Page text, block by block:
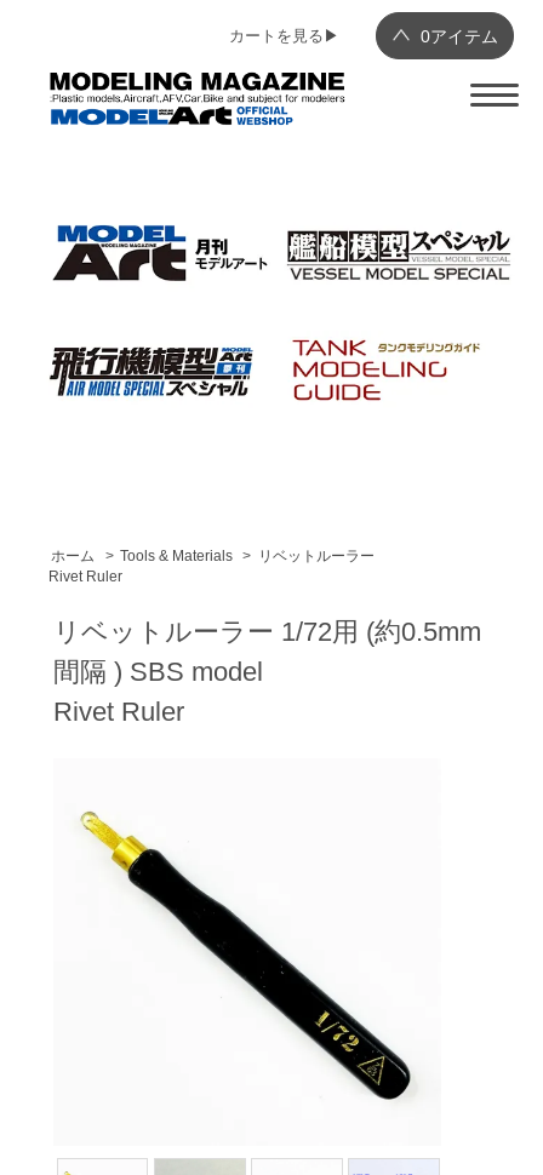
0アイテム
カートを見る▶︎
ホーム > Tools & Materials > リベットルーラー
Rivet Ruler
リベットルーラー 1/72用 (約0.5mm
間隔 ) SBS model
Rivet Ruler